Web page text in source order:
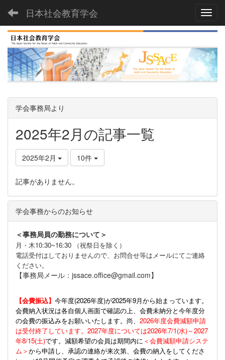
日本社会教育学会
学会事務局より
2025年2月の記事一覧
2025年2月 10件
記事がありません。
学会事務からのお知らせ
＜事務局員の勤務について＞
月・木10:30~16:30 （祝祭日を除く）
電話受付はしておりませんので、お問合せ等はメールにてご連絡
ください。
【事務局メール：jssace.office@gmail.com】
【会費振込】 今年度(2026年度)が2025年9月から始まっています。
会費納入状況は各自個人画面で確認の上、会費未納分と今年度分
の会費の振込みをお願いいたします。尚、 2026年度会費減額申請
は受付終了しています。2027年度については2026年7/1(水)～2027
年8/15(土)です。減額希望の会員は期間内に ＜会費減額申請システ
ム＞から申請し、承認の連絡が来次第、会費の納入をしてくださ